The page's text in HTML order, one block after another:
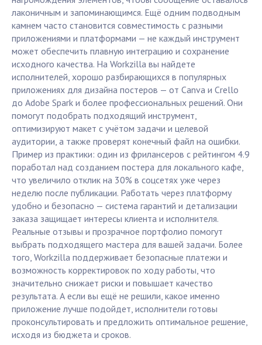
лаконичным и запоминающимся. Ещё одним подводным
камнем часто становится совместимость с разными
приложениями и платформами — не каждый инструмент
может обеспечить плавную интеграцию и сохранение
исходного качества. На Workzilla вы найдете
исполнителей, хорошо разбирающихся в популярных
приложениях для дизайна постеров — от Canva и Crello
до Adobe Spark и более профессиональных решений. Они
помогут подобрать подходящий инструмент,
оптимизируют макет с учётом задачи и целевой
аудитории, а также проверят конечный файл на ошибки.
Пример из практики: один из фрилансеров с рейтингом 4.9
поработал над созданием постера для локального кафе,
что увеличило отклик на 30% в соцсетях уже через
неделю после публикации. Работать через платформу
удобно и безопасно — система гарантий и детализации
заказа защищает интересы клиента и исполнителя.
Реальные отзывы и прозрачное портфолио помогут
выбрать подходящего мастера для вашей задачи. Более
того, Workzilla поддерживает безопасные платежи и
возможность корректировок по ходу работы, что
значительно снижает риски и повышает качество
результата. А если вы ещё не решили, какое именно
приложение лучше подойдет, исполнители готовы
проконсультировать и предложить оптимальное решение,
исходя из бюджета и сроков.